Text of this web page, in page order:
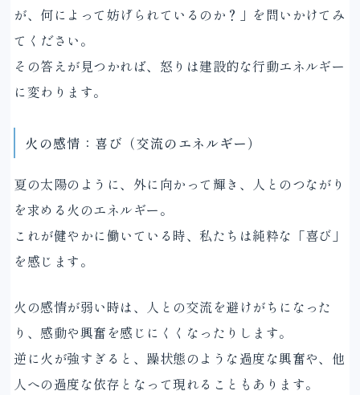
が、何によって妨げられているのか？」を問いかけてみ
てください。
その答えが見つかれば、怒りは建設的な行動エネルギー
に変わります。
火の感情：喜び（交流のエネルギー）
夏の太陽のように、外に向かって輝き、人とのつながり
を求める火のエネルギー。
これが健やかに働いている時、私たちは純粋な「喜び」
を感じます。
火の感情が弱い時は、人との交流を避けがちになった
り、感動や興奮を感じにくくなったりします。
逆に火が強すぎると、躁状態のような過度な興奮や、他
人への過度な依存となって現れることもあります。